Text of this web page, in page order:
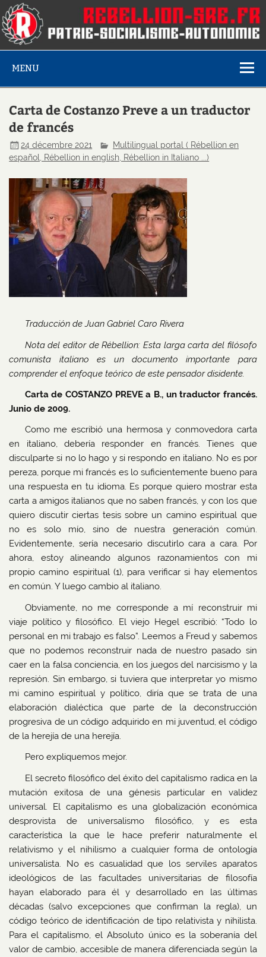
MENU
Carta de Costanzo Preve a un traductor
de francés
24 décembre 2021
Multilingual portal ( Rébellion en
español, Rébellion in english, Rébellion in Italiano ...)
Traducción de Juan Gabriel Caro Rivera
Nota del editor de Rébellion: Esta larga carta del filósofo
comunista italiano es un documento importante para
comprender el enfoque teórico de este pensador disidente.
Carta de COSTANZO PREVE a B., un traductor francés.
Junio ​​de 2009.
Como me escribió una hermosa y conmovedora carta
en italiano, debería responder en francés. Tienes que
disculparte si no lo hago y si respondo en italiano. No es por
pereza, porque mi francés es lo suficientemente bueno para
una respuesta en tu idioma. Es porque quiero mostrar esta
carta a amigos italianos que no saben francés, y con los que
quiero discutir ciertas tesis sobre un camino espiritual que
no es solo mío, sino de nuestra generación común.
Evidentemente, sería necesario discutirlo cara a cara. Por
ahora, estoy alineando algunos razonamientos con mi
propio camino espiritual (1), para verificar si hay elementos
en común. Y luego cambio al italiano.
Obviamente, no me corresponde a mí reconstruir mi
viaje político y filosófico. El viejo Hegel escribió: “Todo lo
personal en mi trabajo es falso”. Leemos a Freud y sabemos
que no podemos reconstruir nada de nuestro pasado sin
caer en la falsa conciencia, en los juegos del narcisismo y la
represión. Sin embargo, si tuviera que interpretar yo mismo
mi camino espiritual y político, diría que se trata de una
elaboración dialéctica que parte de la deconstrucción
progresiva de un código adquirido en mi juventud, el código
de la herejía de una herejía.
Pero expliquemos mejor.
El secreto filosófico del éxito del capitalismo radica en la
mutación exitosa de una génesis particular en validez
universal. El capitalismo es una globalización económica
desprovista de universalismo filosófico, y es esta
característica la que le hace preferir naturalmente el
relativismo y el nihilismo a cualquier forma de ontología
universalista. No es casualidad que los serviles aparatos
ideológicos de las facultades universitarias de filosofía
hayan elaborado para él y desarrollado en las últimas
décadas (salvo excepciones que confirman la regla), un
código teórico de identificación de tipo relativista y nihilista.
Para el capitalismo, el Absoluto único es la soberanía del
valor de cambio, accesible de manera diferenciada según la